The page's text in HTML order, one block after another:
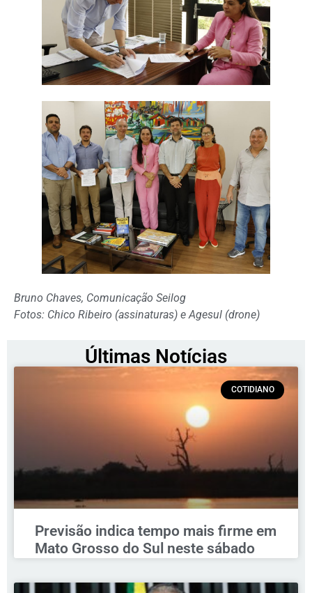
Bruno Chaves, Comunicação Seilog
Fotos: Chico Ribeiro (assinaturas) e Agesul (drone)
Últimas Notícias
COTIDIANO
Previsão indica tempo mais firme em
Mato Grosso do Sul neste sábado